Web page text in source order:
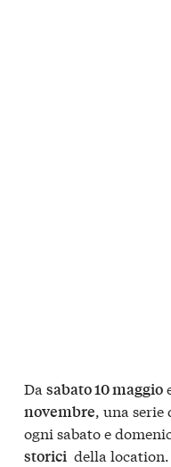
Da sabato 10 maggio
novembre, una serie
ogni sabato e
storici della location.